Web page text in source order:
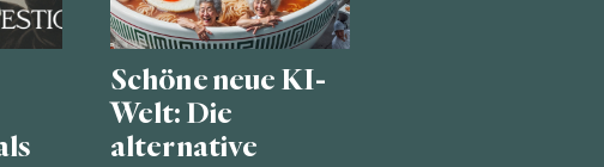
Schöne neue KI-
Welt: Die
alternative